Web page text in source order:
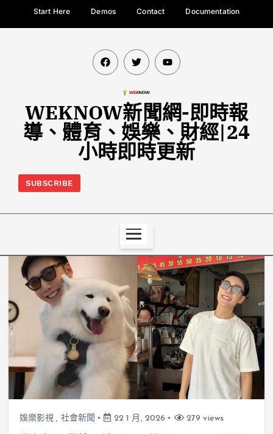
Start Here Demos Contact Documentation
WEKNOW新聞網-即時報
導、體育、娛樂、財經|24
小時即時更新
SUBSCRIBE
娛樂影視 , 社會新聞 22 1 月, 2026 279 views